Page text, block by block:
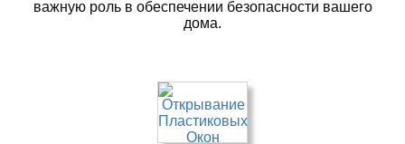
важную роль в обеспечении безопасности вашего
дома.